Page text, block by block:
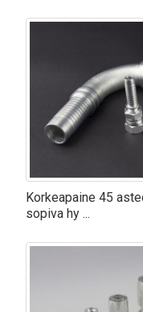
Korkeapaine 45
sopiva hy ...